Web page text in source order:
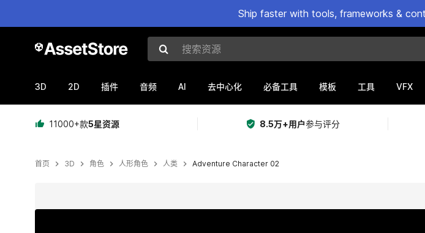
Ship faster with tools, frameworks &
搜索资源
3D 2D 插件 音频 AI 去中心化 必备工具 模板 工具 VFX
11000+款5星资源 8.5万+用户参与评分
首页 3D 角色 人形角色 人类 Adventure Character 02